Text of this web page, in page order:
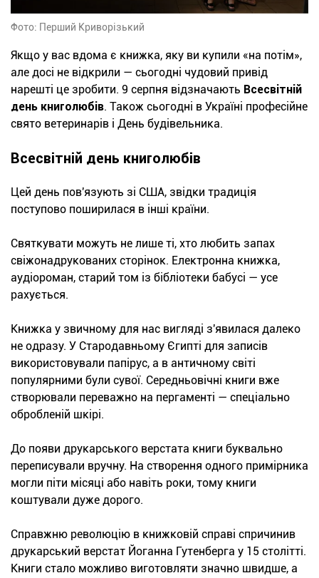
Фото: Перший Криворізький
Якщо у вас вдома є книжка, яку ви купили «на потім»,
але досі не відкрили — сьогодні чудовий привід
нарешті це зробити. 9 серпня відзначають Всесвітній
день книголюбів. Також сьогодні в Україні професійне
свято ветеринарів і День будівельника.
Всесвітній день книголюбів
Цей день пов'язують зі США, звідки традиція
поступово поширилася в інші країни.
Святкувати можуть не лише ті, хто любить запах
свіжонадрукованих сторінок. Електронна книжка,
аудіороман, старий том із бібліотеки бабусі — усе
рахується.
Книжка у звичному для нас вигляді з'явилася далеко
не одразу. У Стародавньому Єгипті для записів
використовували папірус, а в античному світі
популярними були сувої. Середньовічні книги вже
створювали переважно на пергаменті — спеціально
обробленій шкірі.
До появи друкарського верстата книги буквально
переписували вручну. На створення одного примірника
могли піти місяці або навіть роки, тому книги
коштували дуже дорого.
Справжню революцію в книжковій справі спричинив
друкарський верстат Йоганна Гутенберга у 15 столітті.
Книги стало можливо виготовляти значно швидше, а